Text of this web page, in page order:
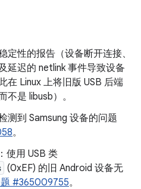
定性的报告（设备断开连接、
延迟的 netlink 事件导致设备
在 Linux 上将旧版 USB 后端
不是 libusb）。
测到 Samsung 设备的问题
。
使用 USB 类
(0xEF) 的旧 Android 设备无
#365009755。